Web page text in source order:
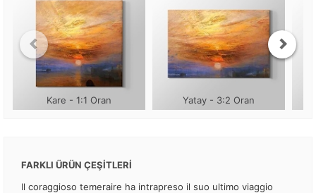
Kare - 1:1 Oran Yatay - 3:2 Oran
FARKLI ÜRÜN ÇEŞİTLERİ
Il coraggioso temeraire ha intrapreso il suo ultimo viaggio